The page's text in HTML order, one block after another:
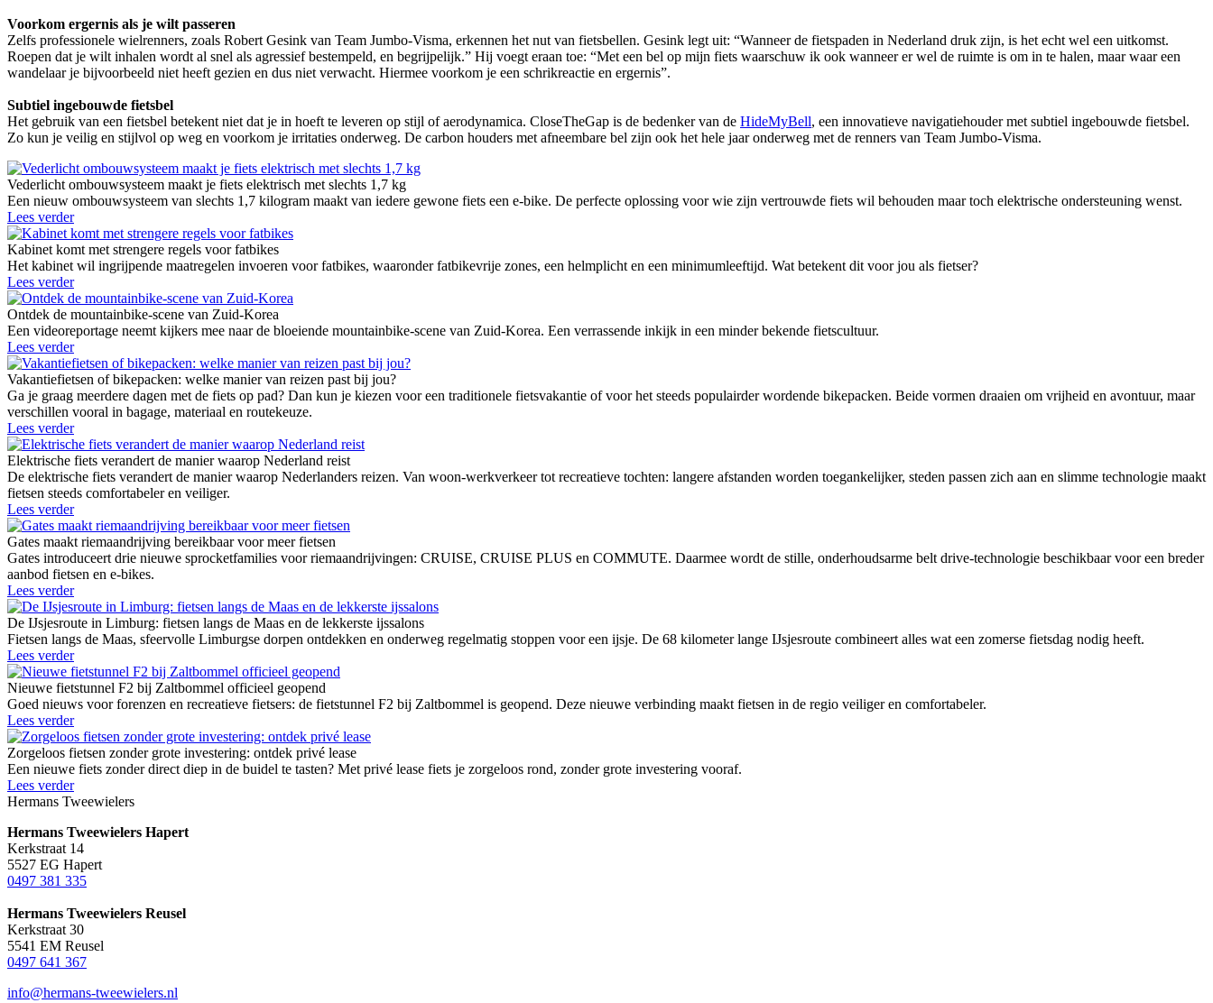
Voorkom ergernis als je wilt passeren
Zelfs professionele wielrenners, zoals Robert Gesink van Team Jumbo-Visma, erkennen het nut van fietsbellen. Gesink legt uit: “Wanneer de fietspaden in Nederland druk zijn, is het echt wel een uitkomst.
Roepen dat je wilt inhalen wordt al snel als agressief bestempeld, en begrijpelijk.” Hij voegt eraan toe: “Met een bel op mijn fiets waarschuw ik ook wanneer er wel de ruimte is om in te halen, maar waar een
wandelaar je bijvoorbeeld niet heeft gezien en dus niet verwacht. Hiermee voorkom je een schrikreactie en ergernis”.
Subtiel ingebouwde fietsbel
Het gebruik van een fietsbel betekent niet dat je in hoeft te leveren op stijl of aerodynamica. CloseTheGap is de bedenker van de HideMyBell, een innovatieve navigatiehouder met subtiel ingebouwde fietsbel.
Zo kun je veilig en stijlvol op weg en voorkom je irritaties onderweg. De carbon houders met afneembare bel zijn ook het hele jaar onderweg met de renners van Team Jumbo-Visma.
Vederlicht ombouwsysteem maakt je fiets elektrisch met slechts 1,7 kg
Een nieuw ombouwsysteem van slechts 1,7 kilogram maakt van iedere gewone fiets een e-bike. De perfecte oplossing voor wie zijn vertrouwde fiets wil behouden maar toch elektrische ondersteuning wenst.
Lees verder
Kabinet komt met strengere regels voor fatbikes
Het kabinet wil ingrijpende maatregelen invoeren voor fatbikes, waaronder fatbikevrije zones, een helmplicht en een minimumleeftijd. Wat betekent dit voor jou als fietser?
Lees verder
Ontdek de mountainbike-scene van Zuid-Korea
Een videoreportage neemt kijkers mee naar de bloeiende mountainbike-scene van Zuid-Korea. Een verrassende inkijk in een minder bekende fietscultuur.
Lees verder
Vakantiefietsen of bikepacken: welke manier van reizen past bij jou?
Ga je graag meerdere dagen met de fiets op pad? Dan kun je kiezen voor een traditionele fietsvakantie of voor het steeds populairder wordende bikepacken. Beide vormen draaien om vrijheid en avontuur, maar
verschillen vooral in bagage, materiaal en routekeuze.
Lees verder
Elektrische fiets verandert de manier waarop Nederland reist
De elektrische fiets verandert de manier waarop Nederlanders reizen. Van woon-werkverkeer tot recreatieve tochten: langere afstanden worden toegankelijker, steden passen zich aan en slimme technologie maakt
fietsen steeds comfortabeler en veiliger.
Lees verder
Gates maakt riemaandrijving bereikbaar voor meer fietsen
Gates introduceert drie nieuwe sprocketfamilies voor riemaandrijvingen: CRUISE, CRUISE PLUS en COMMUTE. Daarmee wordt de stille, onderhoudsarme belt drive-technologie beschikbaar voor een breder
aanbod fietsen en e-bikes.
Lees verder
De IJsjesroute in Limburg: fietsen langs de Maas en de lekkerste ijssalons
Fietsen langs de Maas, sfeervolle Limburgse dorpen ontdekken en onderweg regelmatig stoppen voor een ijsje. De 68 kilometer lange IJsjesroute combineert alles wat een zomerse fietsdag nodig heeft.
Lees verder
Nieuwe fietstunnel F2 bij Zaltbommel officieel geopend
Goed nieuws voor forenzen en recreatieve fietsers: de fietstunnel F2 bij Zaltbommel is geopend. Deze nieuwe verbinding maakt fietsen in de regio veiliger en comfortabeler.
Lees verder
Zorgeloos fietsen zonder grote investering: ontdek privé lease
Een nieuwe fiets zonder direct diep in de buidel te tasten? Met privé lease fiets je zorgeloos rond, zonder grote investering vooraf.
Lees verder
Hermans Tweewielers
Hermans Tweewielers Hapert
Kerkstraat 14
5527 EG Hapert
0497 381 335
Hermans Tweewielers Reusel
Kerkstraat 30
5541 EM Reusel
0497 641 367
info@hermans-tweewielers.nl